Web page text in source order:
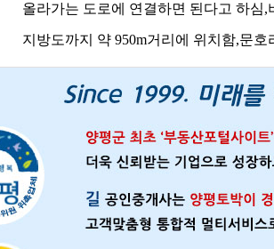
올라가는 도로에 연결하면 된다고 하심,
지방도까지 약 950m거리에 위치함,문